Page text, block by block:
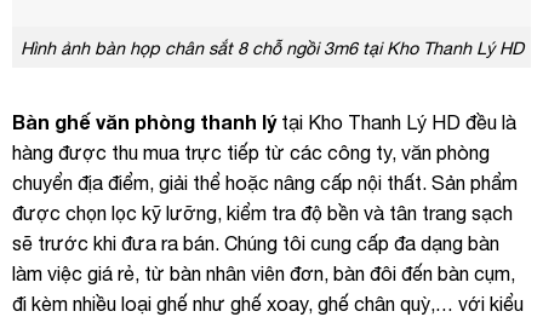
Hình ảnh bàn họp chân sắt 8 chỗ ngồi 3m6 tại Kho Thanh Lý HD
Bàn ghế văn phòng thanh lýtại Kho Thanh Lý HD đều là
hàng được thu mua trực tiếp từ các công ty, văn phòng
chuyển địa điểm, giải thể hoặc nâng cấp nội thất. Sản phẩm
được chọn lọc kỹ lưỡng, kiểm tra độ bền và tân trang sạch
sẽ trước khi đưa ra bán. Chúng tôi cung cấp đa dạng bàn
làm việc giá rẻ, từ bàn nhân viên đơn, bàn đôi đến bàn cụm,
đi kèm nhiều loại ghế như ghế xoay, ghế chân quỳ,… với kiểu